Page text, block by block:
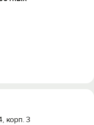
корп. 3